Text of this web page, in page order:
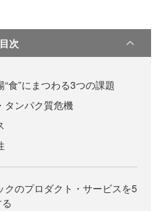
目次
“食”にまつわる3つの課題
タンパク質危機
クのプロダクト・サービスを5